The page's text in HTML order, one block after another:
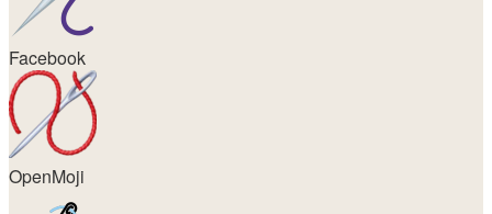
Facebook
OpenMoji